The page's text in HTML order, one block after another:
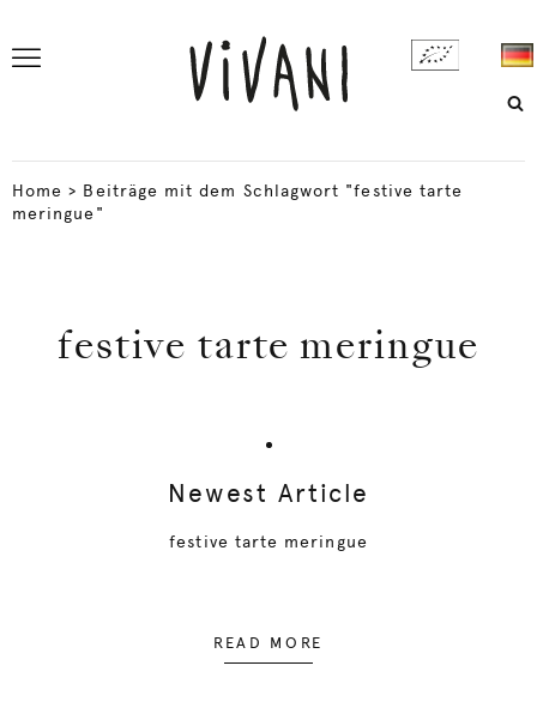
Home > Beiträge mit dem Schlagwort "festive tarte
meringue"
festive tarte meringue
Newest Article
festive tarte meringue
READ MORE